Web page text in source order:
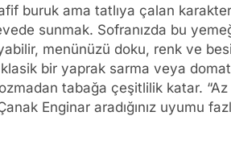
buruk ama tatlıya çalan
sunmak. Sofranızda bu
menünüzü doku, renk ve
bir yaprak sarma veya
tabağa çeşitlilik katar.
Enginar aradığınız uyumu